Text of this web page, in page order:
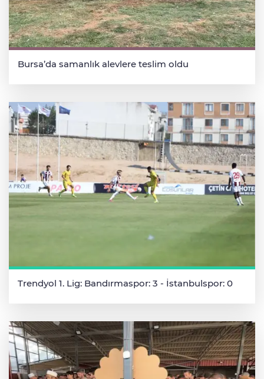
Bursa’da samanlık alevlere teslim oldu
Trendyol 1. Lig: Bandırmaspor: 3 - İstanbulspor: 0